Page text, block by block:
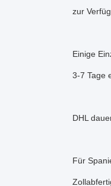
zur
Einige
3-7 Tage
DHL
Für